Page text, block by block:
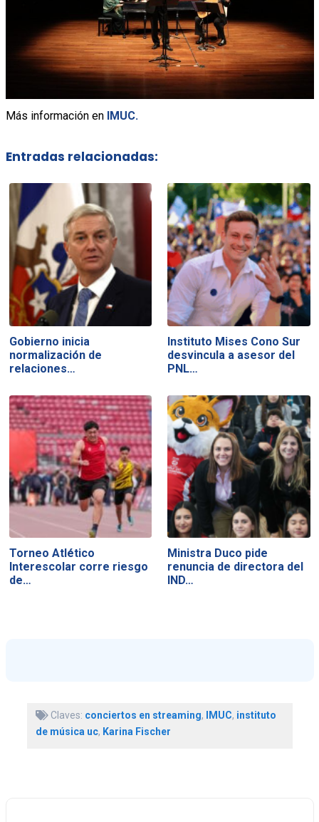
Más información en IMUC.
Entradas relacionadas:
Gobierno inicia
normalización de
relaciones…
Instituto Mises Cono Sur
desvincula a asesor del
PNL…
Torneo Atlético
Interescolar corre riesgo
de…
Ministra Duco pide
renuncia de directora del
IND…
Claves: conciertos en streaming, IMUC, instituto
de música uc, Karina Fischer